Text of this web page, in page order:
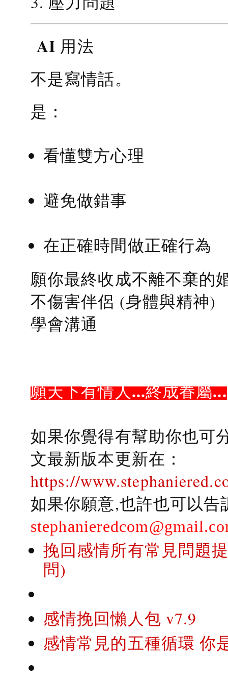
AI 用法
不是寫情話。
是：
看懂雙方心理
避免做錯事
在正確時間做正確行為
願你最終收成不離不棄的
不傷害伴侶 (身體與精神)
學會溝通
願天下有情人...終成眷屬...
如果你覺得有幫助你也可
文最新版本更新在：
https://
如果你願意,也許也可以
挽回感情所有常見問題
問)
感情挽回懶人包 v7.9
感情常見的五種循環 你